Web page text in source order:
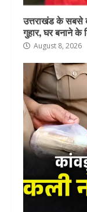
उत्तराखंड के सबसे
गुहार, घर बनाने के
August 8, 2026